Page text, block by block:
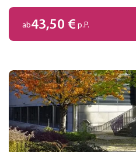
ab43,50 € p.P.